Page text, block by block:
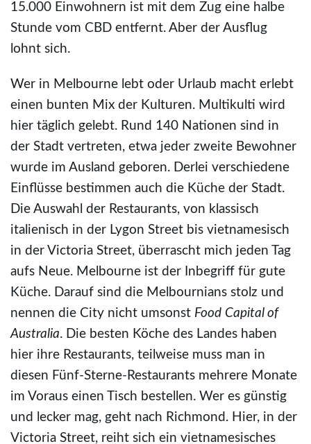
15.000 Einwohnern ist mit dem Zug eine halbe
Stunde vom CBD entfernt. Aber der Ausflug
lohnt sich.
Wer in Melbourne lebt oder Urlaub macht erlebt
einen bunten Mix der Kulturen. Multikulti wird
hier täglich gelebt. Rund 140 Nationen sind in
der Stadt vertreten, etwa jeder zweite Bewohner
wurde im Ausland geboren. Derlei verschiedene
Einflüsse bestimmen auch die Küche der Stadt.
Die Auswahl der Restaurants, von klassisch
italienisch in der Lygon Street bis vietnamesisch
in der Victoria Street, überrascht mich jeden Tag
aufs Neue. Melbourne ist der Inbegriff für gute
Küche. Darauf sind die Melbournians stolz und
nennen die City nicht umsonst Food Capital of
Australia. Die besten Köche des Landes haben
hier ihre Restaurants, teilweise muss man in
diesen Fünf-Sterne-Restaurants mehrere Monate
im Voraus einen Tisch bestellen. Wer es günstig
und lecker mag, geht nach Richmond. Hier, in der
Victoria Street, reiht sich ein vietnamesisches